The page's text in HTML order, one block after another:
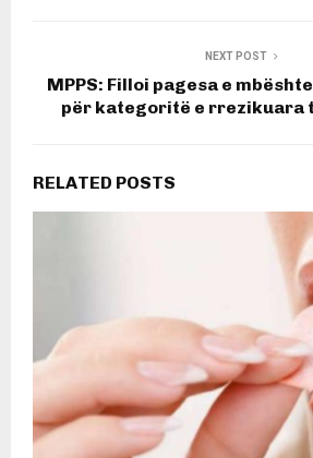
NEXT POST
MPPS: Filloi pagesa e
për kategoritë e rrezikuara
RELATED POSTS